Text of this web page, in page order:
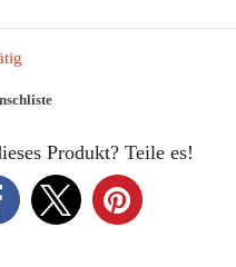
Produkt? Teile es!